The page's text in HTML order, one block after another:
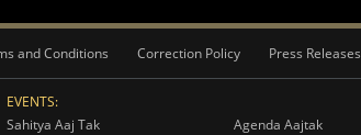
and Conditions Correction Policy Press Releases
EVENTS:
Sahitya Aaj Tak
Agenda Aajtak